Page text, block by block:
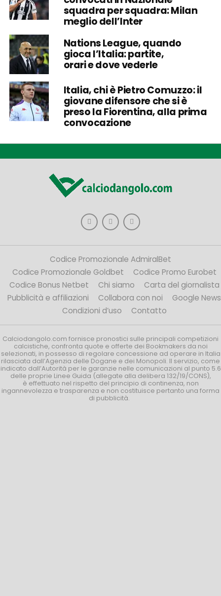
squadra per squadra: Milan
meglio dell’Inter
Nations League, quando
gioca l’Italia: partite,
orari e dove vederle
Italia, chi è Pietro Comuzzo: il
giovane difensore che si è
preso la Fiorentina, alla prima
convocazione
Codice Promozionale AdmiralBet
Codice Promozionale Goldbet
Codice Promo Eurobet
Codice Bonus Netbet
Chi siamo
Carta del giornalista
Pubblicità e affiliazioni
Collabora con noi
Google News
Condizioni d’uso
Contatto
Calciodangolo.com fornisce pronostici sulle principali competizioni
calcistiche, confronta quote e offerte dei Bookmakers da noi
selezionati, in possesso di regolare concessione ad operare in Italia
rilasciata dall’Agenzia delle Dogane e dei Monopoli. Il servizio, come
indicato dall’Autorità per le garanzie nelle comunicazioni al punto 5.6
delle proprie Linee Guida (allegate alla delibera 132/19/CONS),
è effettuato nel rispetto del principio di continenza, non
ingannevolezza e trasparenza e non costituisce pertanto una forma
di pubblicità.